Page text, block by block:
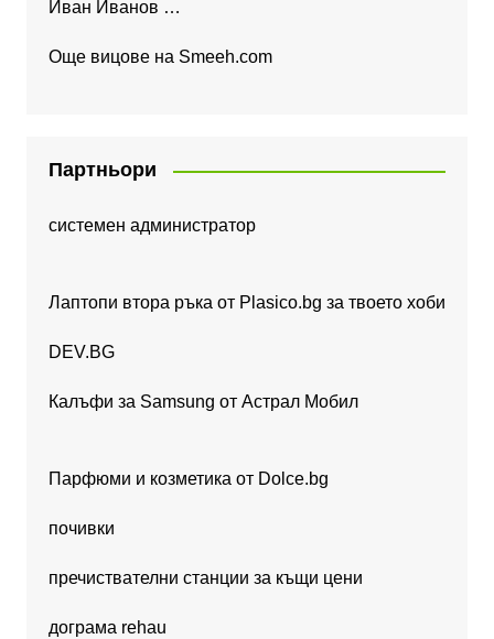
Иван Иванов …
Още вицове на Smeeh.com
Партньори
системен администратор
Лаптопи втора ръка от Plasico.bg за твоето хоби
DEV.BG
Калъфи за Samsung от Астрал Мобил
Парфюми и козметика от Dolce.bg
почивки
пречиствателни станции за къщи цени
дограма rehau